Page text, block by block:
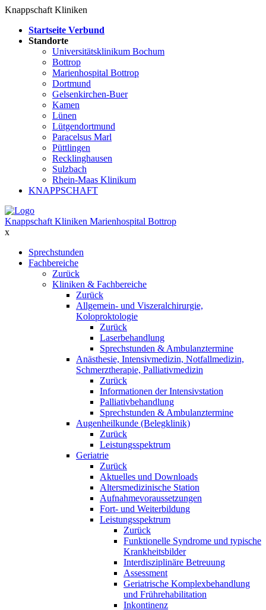
Knappschaft Kliniken
Startseite Verbund
Standorte
Universitätsklinikum Bochum
Bottrop
Marienhospital Bottrop
Dortmund
Gelsenkirchen-Buer
Kamen
Lünen
Lütgendortmund
Paracelsus Marl
Püttlingen
Recklinghausen
Sulzbach
Rhein-Maas Klinikum
KNAPPSCHAFT
Knappschaft Kliniken Marienhospital Bottrop
x
Sprechstunden
Fachbereiche
Zurück
Kliniken & Fachbereiche
Zurück
Allgemein- und Viszeralchirurgie,
Koloproktologie
Zurück
Laserbehandlung
Sprechstunden & Ambulanztermine
Anästhesie, Intensivmedizin, Notfallmedizin,
Schmerztherapie, Palliativmedizin
Zurück
Informationen der Intensivstation
Palliativbehandlung
Sprechstunden & Ambulanztermine
Augenheilkunde (Belegklinik)
Zurück
Leistungsspektrum
Geriatrie
Zurück
Aktuelles und Downloads
Altersmedizinische Station
Aufnahmevoraussetzungen
Fort- und Weiterbildung
Leistungsspektrum
Zurück
Funktionelle Syndrome und typische
Krankheitsbilder
Interdisziplinäre Betreuung
Assessment
Geriatrische Komplexbehandlung
und Frührehabilitation
Inkontinenz